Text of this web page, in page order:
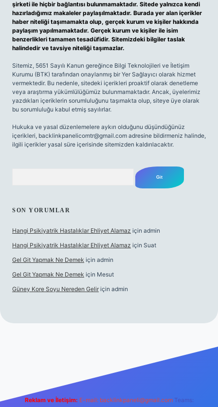
şirketi ile hiçbir bağlantısı bulunmamaktadır. Sitede yalnızca kendi
hazırladığımız makaleler paylaşılmaktadır. Burada yer alan içerikler
haber niteliği taşımamakta olup, gerçek kurum ve kişiler hakkında
paylaşım yapılmamaktadır. Gerçek kurum ve kişiler ile isim
benzerlikleri tamamen tesadüfidir. Sitemizdeki bilgiler taslak
halindedir ve tavsiye niteliği taşımazlar.
Sitemiz, 5651 Sayılı Kanun gereğince Bilgi Teknolojileri ve İletişim
Kurumu (BTK) tarafından onaylanmış bir Yer Sağlayıcı olarak hizmet
vermektedir. Bu nedenle, sitedeki içerikleri proaktif olarak denetleme
veya araştırma yükümlülüğümüz bulunmamaktadır. Ancak, üyelerimiz
yazdıkları içeriklerin sorumluluğunu taşımakta olup, siteye üye olarak
bu sorumluluğu kabul etmiş sayılırlar.
Hukuka ve yasal düzenlemelere aykırı olduğunu düşündüğünüz
içerikleri, backlinkpanelicomtr@gmail.com adresine bildirmeniz halinde,
ilgili içerikler yasal süre içerisinde sitemizden kaldırılacaktır.
SON YORUMLAR
Hangi Psikiyatrik Hastalıklar Ehliyet Alamaz için admin
Hangi Psikiyatrik Hastalıklar Ehliyet Alamaz için Suat
Gel Git Yapmak Ne Demek için admin
Gel Git Yapmak Ne Demek için Mesut
Güney Kore Soyu Nereden Gelir için admin
Reklam ve İletişim: E-mail: backlinkpaneli@gmail.com Teams: